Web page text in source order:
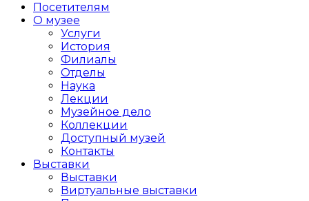
Посетителям
О музее
Услуги
История
Филиалы
Отделы
Наука
Лекции
Музейное дело
Коллекции
Доступный музей
Контакты
Выставки
Выставки
Виртуальные выставки